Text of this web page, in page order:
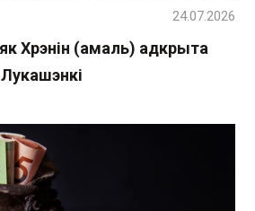
Хрэнін (амаль) адкрыта
24.07.2026